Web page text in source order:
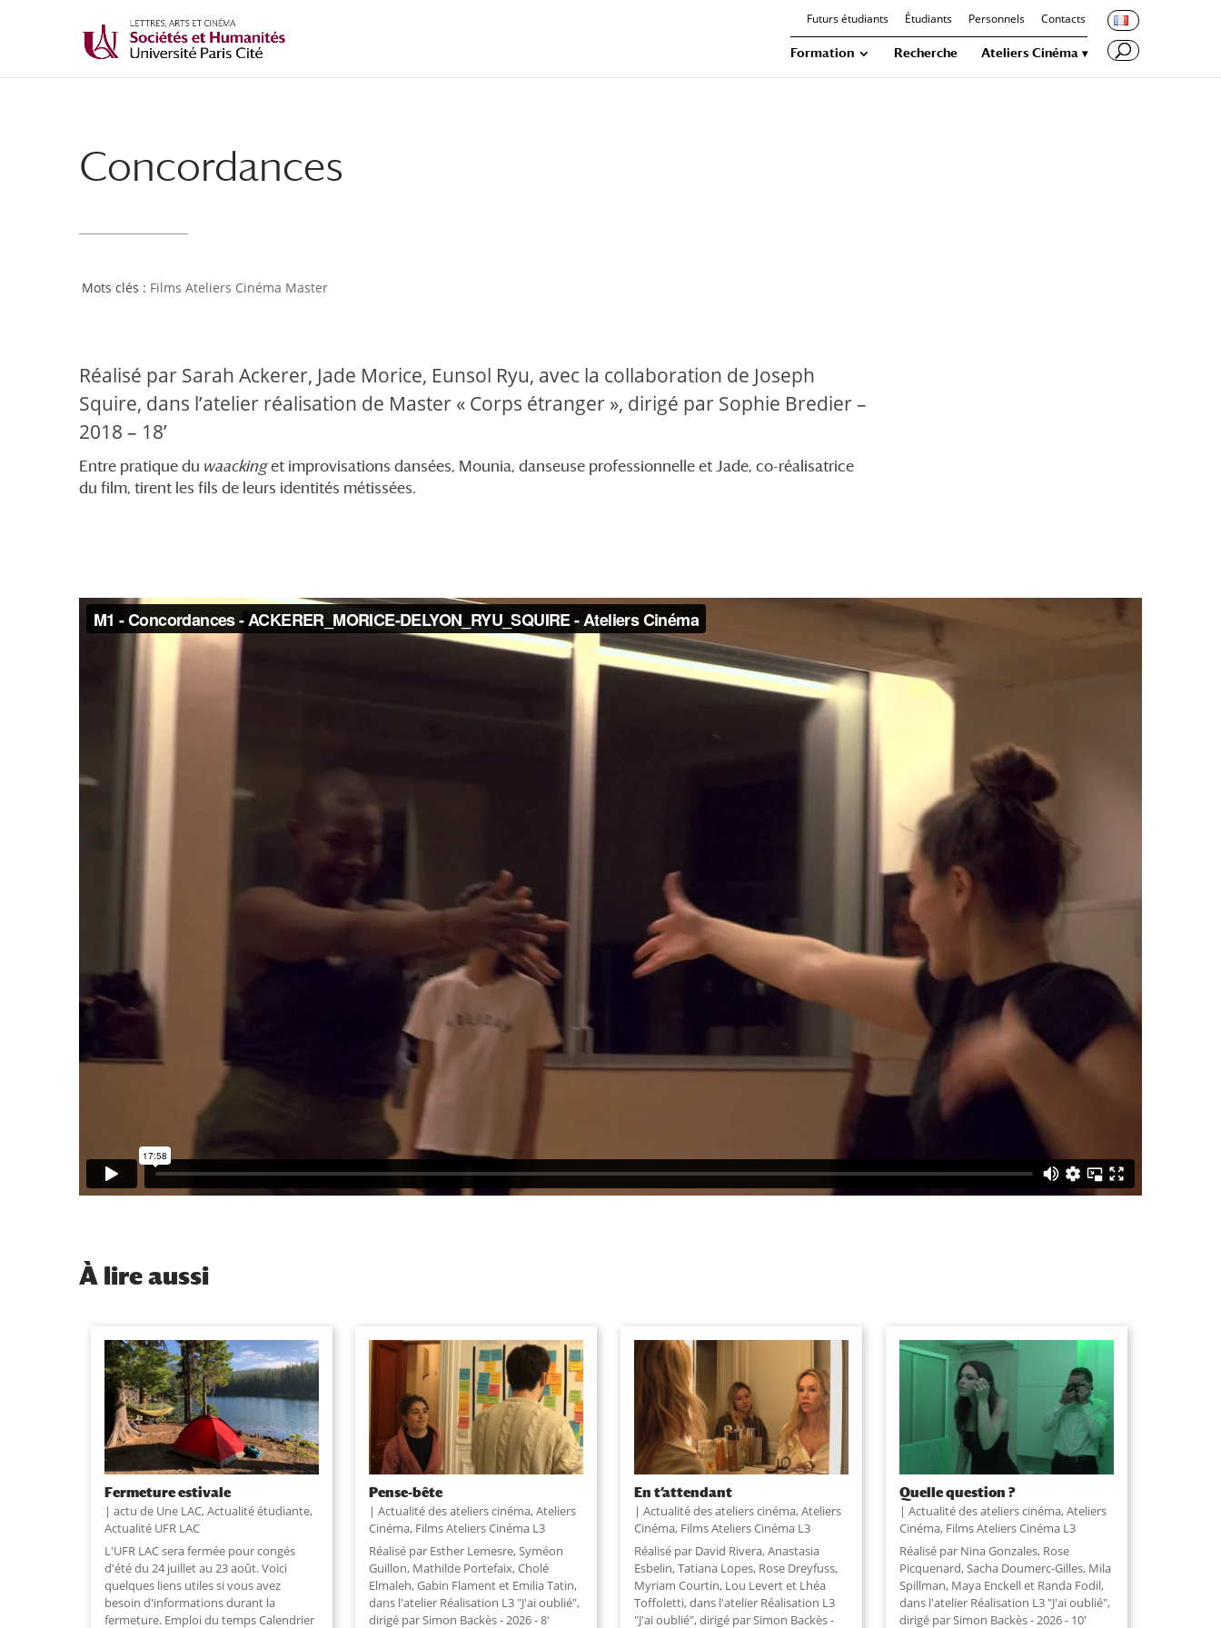
Futurs étudiants Étudiants Personnels Contacts
Formation Recherche Ateliers Cinéma
Concordances
Films Ateliers Cinéma Master
Réalisé par Sarah Ackerer, Jade Morice, Eunsol Ryu, avec la collaboration de Joseph
Squire, dans l’atelier réalisation de Master « Corps étranger », dirigé par Sophie Bredier –
2018 – 18’
Entre pratique du waackinget improvisations dansées, Mounia, danseuse professionnelle et Jade, co-réalisatrice
du film, tirent les fils de leurs identités métissées.
À lire aussi
Fermeture estivale
actu de Une LAC,Actualité étudiante,
Actualité UFR LAC
L'UFR LAC sera fermée pour congés
d'été du 24 juillet au 23 août. Voici
quelques liens utiles si vous avez
besoin d'informations durant la
fermeture. Emploi du temps Calendrier
Pense-bête
Actualité des ateliers cinéma,Ateliers
Cinéma, Films Ateliers Cinéma L3
Réalisé par Esther Lemesre, Syméon
Guillon, Mathilde Portefaix, Cholé
Elmaleh, Gabin Flament et Emilia Tatin,
dans l'atelier Réalisation L3 "J'ai oublié",
dirigé par Simon Backès - 2026 - 8'
En t’attendant
Actualité des ateliers cinéma,Ateliers
Cinéma, Films Ateliers Cinéma L3
Réalisé par David Rivera, Anastasia
Esbelin, Tatiana Lopes, Rose Dreyfuss,
Myriam Courtin, Lou Levert et Lhéa
Toffoletti, dans l'atelier Réalisation L3
"J'ai oublié", dirigé par Simon Backès -
Quelle question ?
Actualité des ateliers cinéma,Ateliers
Cinéma, Films Ateliers Cinéma L3
Réalisé par Nina Gonzales, Rose
Picquenard, Sacha Doumerc-Gilles, Mila
Spillman, Maya Enckell et Randa Fodil,
dans l'atelier Réalisation L3 "J'ai oublié",
dirigé par Simon Backès - 2026 - 10'